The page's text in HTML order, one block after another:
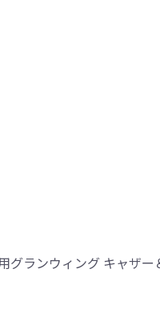
ランウィング キャザー